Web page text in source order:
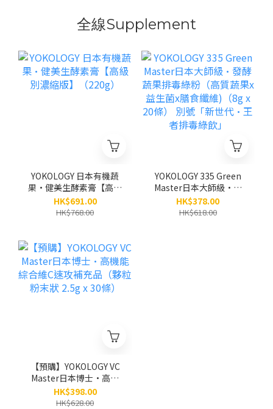
全線Supplement
YOKOLOGY 日本有機蔬
果•健美生酵素膏【高級
別濃縮版】（220g）
HK$691.00
HK$768.00
YOKOLOGY 335 Green
Master日本大師級•發
酵蔬果排毒綠粉（高質蔬
果x益生菌x膳食纖維)
HK$378.00
HK$618.00
【預購】YOKOLOGY VC
Master日本博士•高機
能綜合維C速攻補充品
（夥粒粉末狀 2.5g x 30
HK$398.00
HK$628.00